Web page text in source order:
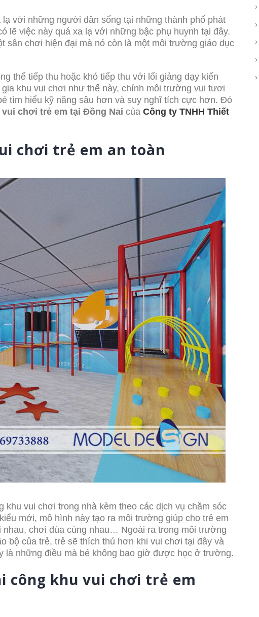
với những người dân sống tại những thành phố phát
lẽ việc này quá xa lạ với những bậc phụ huynh tại đây.
sân chơi hiện đại mà nó còn là một môi trường giáo dục
thể tiếp thu hoặc khó tiếp thu với lối giảng dạy kiến
khu vui chơi như thế này, chính môi trường vui tươi
tìm hiểu kỹ năng sâu hơn và suy nghĩ tích cực hơn. Đó
chơi trẻ em tại Đồng Nai của Công ty TNHH Thiết
chơi trẻ em an toàn
khu vui chơi trong nhà kèm theo các dịch vụ chăm sóc
mới, mô hình này tạo ra môi trường giúp cho trẻ em
chơi đùa cùng nhau… Ngoài ra trong môi trường
bộ của trẻ, trẻ sẽ thích thú hơn khi vui chơi tại đây và
là những điều mà bé không bao giờ được học ở trường.
khu vui chơi trẻ em